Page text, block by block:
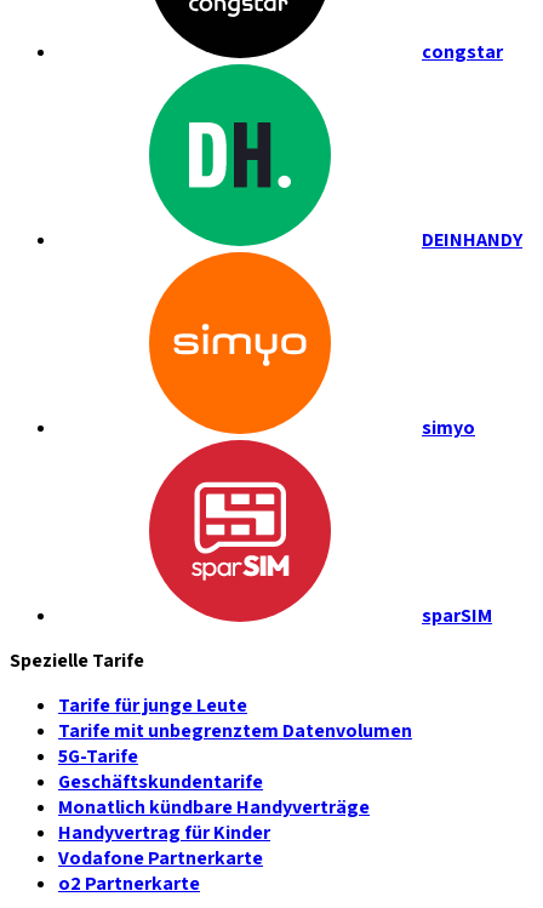
congstar
DEINHANDY
simyo
sparSIM
Spezielle Tarife
Tarife für junge Leute
Tarife mit unbegrenztem Datenvolumen
5G-Tarife
Geschäftskundentarife
Monatlich kündbare Handyverträge
Handyvertrag für Kinder
Vodafone Partnerkarte
o2 Partnerkarte